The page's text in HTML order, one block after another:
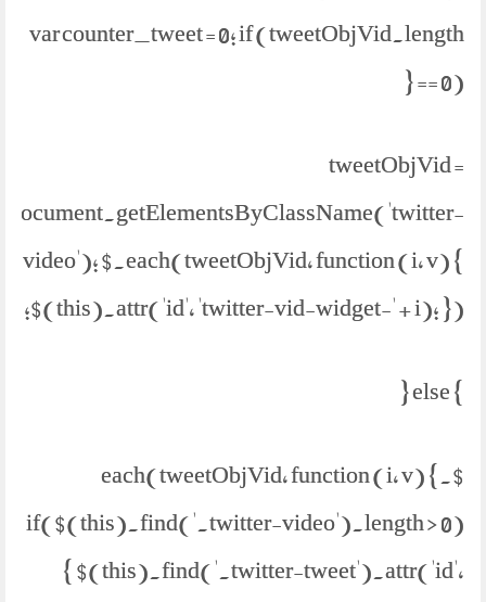
var counter_tweet = 0; if (tweetObjVid.length
== 0) {
tweetObjVid =
document.getElementsByClassName('twitter-
video'); $.each(tweetObjVid, function (i, v) {
$(this).attr('id', 'twitter-vid-widget-' + i); });
} else {
$.each(tweetObjVid, function (i, v) {
if($(this).find('.twitter-video').length > 0)
{ $(this).find('.twitter-tweet').attr('id',